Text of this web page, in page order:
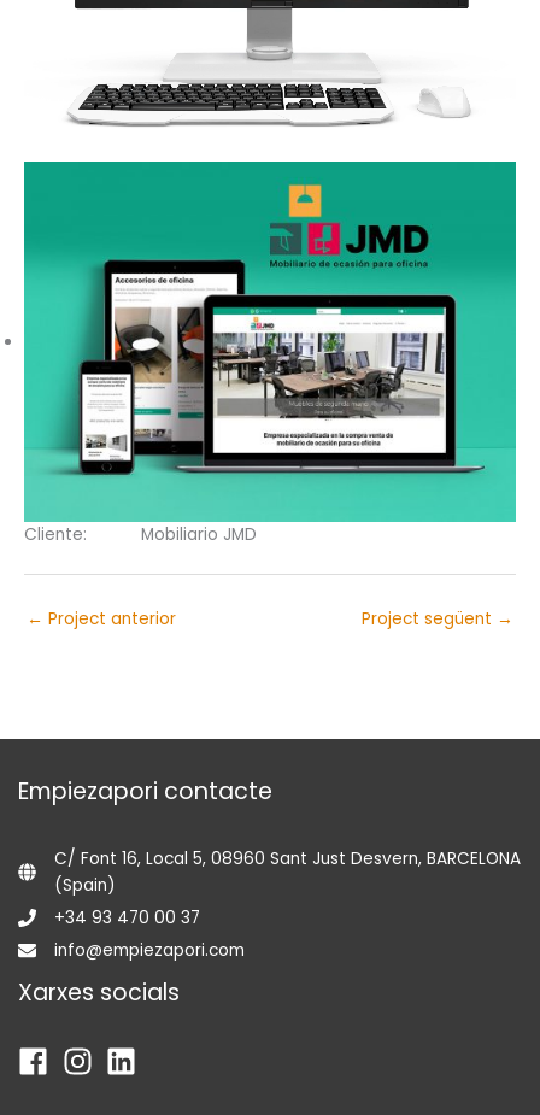
Cliente: Mobiliario JMD
← Project anterior Project següent →
Empiezapori contacte
C/ Font 16, Local 5, 08960 Sant Just Desvern, BARCELONA
(Spain)
+34 93 470 00 37
info@empiezapori.com
Xarxes socials